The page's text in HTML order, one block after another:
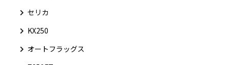
セリカ
KX250
オートフラッグス